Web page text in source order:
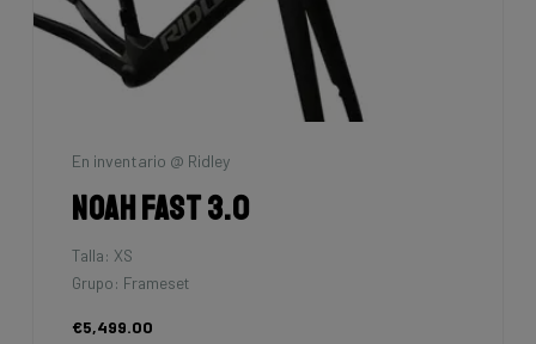
En inventario @ Ridley
Noah Fast 3.0
Talla: XS
Grupo: Frameset
€5,499.00